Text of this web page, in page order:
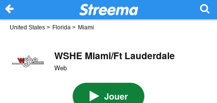
United States > Florida > Miami
WSHE Miami/Ft Lauderdale
Web
Jouer